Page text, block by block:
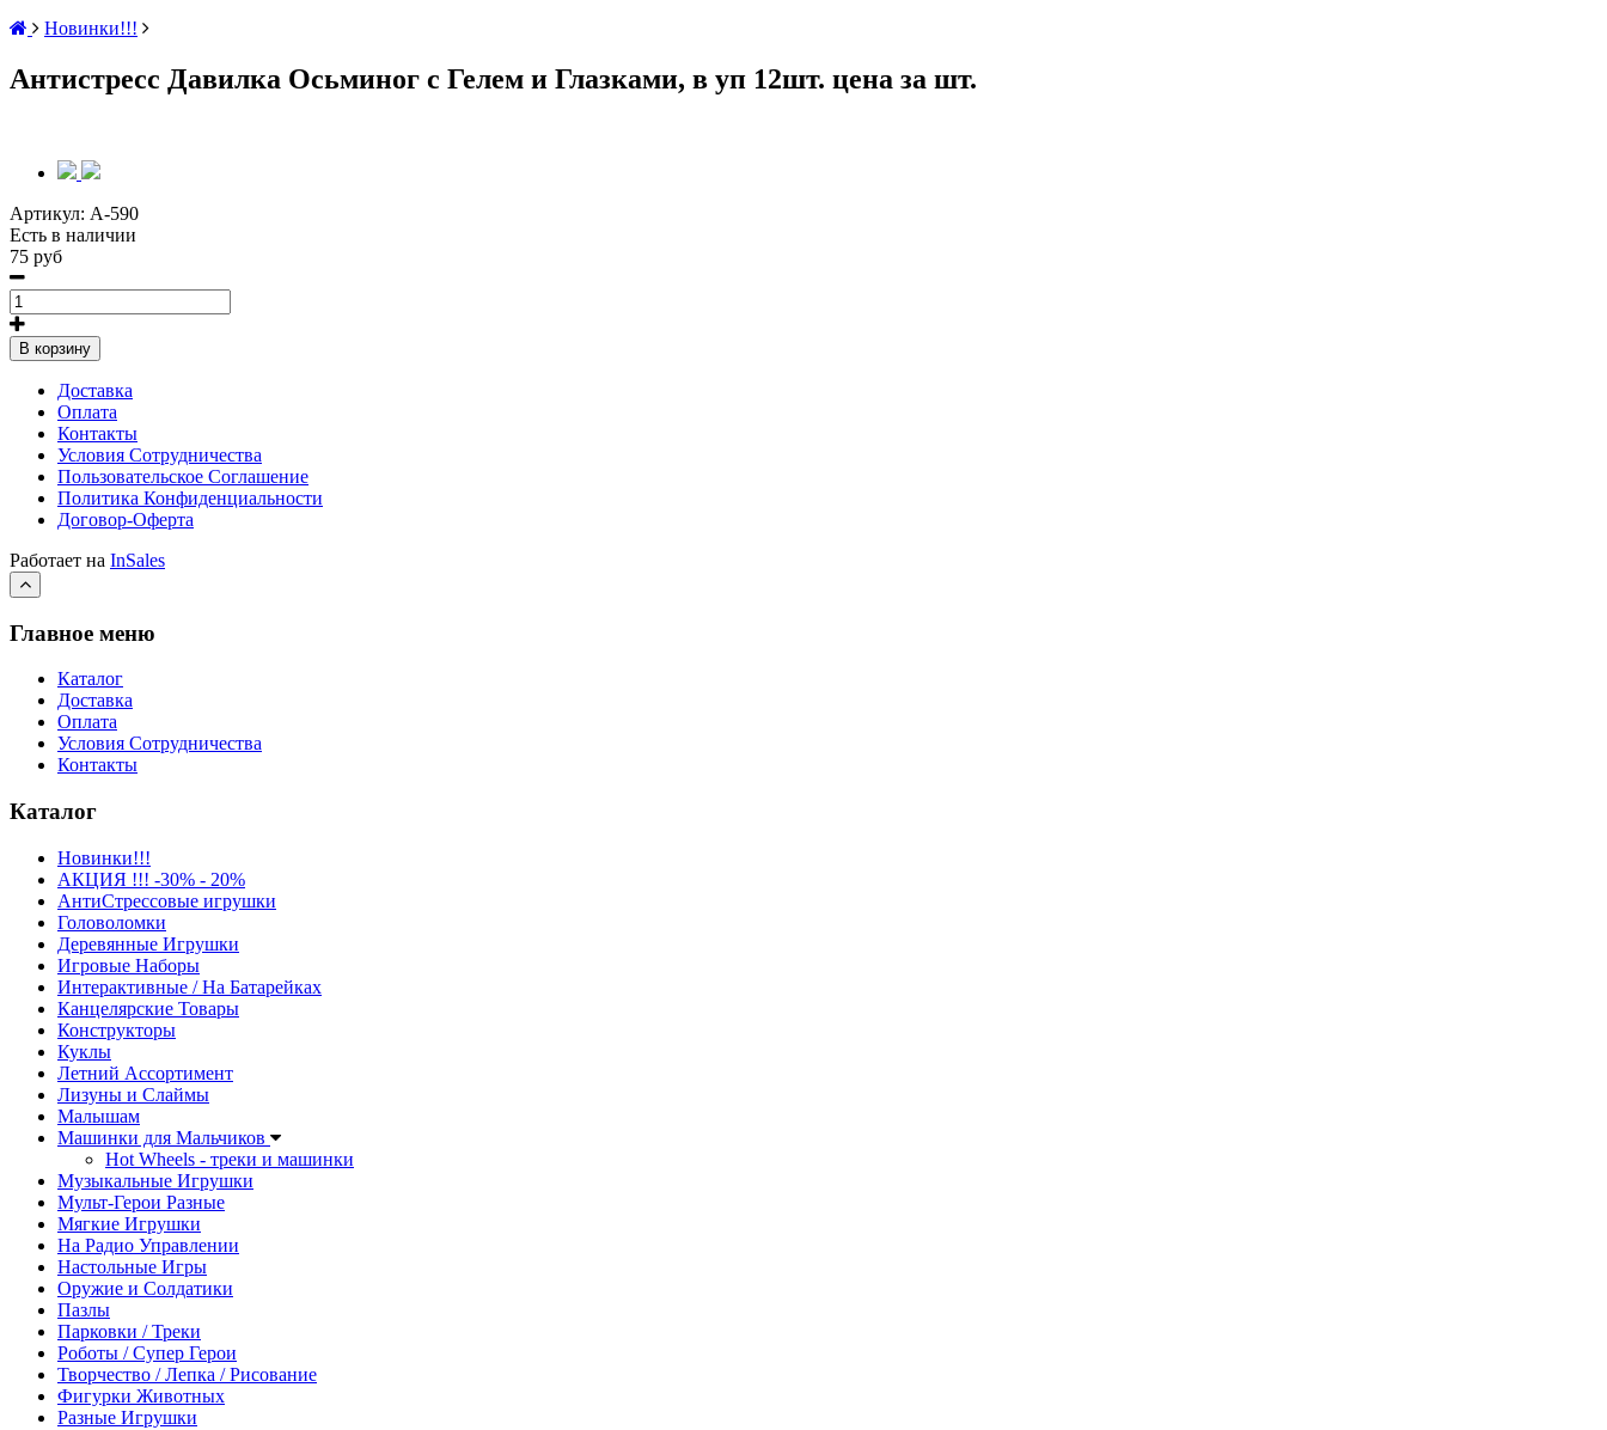
Новинки!!!
Антистресс Давилка Осьминог с Гелем и Глазками, в уп 12шт. цена за шт.
Артикул: A-590
Есть в наличии
75 руб
В корзину
Доставка
Оплата
Контакты
Условия Сотрудничества
Пользовательское Соглашение
Политика Конфиденциальности
Договор-Оферта
Работает на InSales
Главное меню
Каталог
Доставка
Оплата
Условия Сотрудничества
Контакты
Каталог
Новинки!!!
АКЦИЯ !!! -30% - 20%
АнтиСтрессовые игрушки
Головоломки
Деревянные Игрушки
Игровые Наборы
Интерактивные / На Батарейках
Канцелярские Товары
Конструкторы
Куклы
Летний Ассортимент
Лизуны и Слаймы
Малышам
Машинки для Мальчиков
Hot Wheels - треки и машинки
Музыкальные Игрушки
Мульт-Герои Разные
Мягкие Игрушки
На Радио Управлении
Настольные Игры
Оружие и Солдатики
Пазлы
Парковки / Треки
Роботы / Супер Герои
Творчество / Лепка / Рисование
Фигурки Животных
Разные Игрушки